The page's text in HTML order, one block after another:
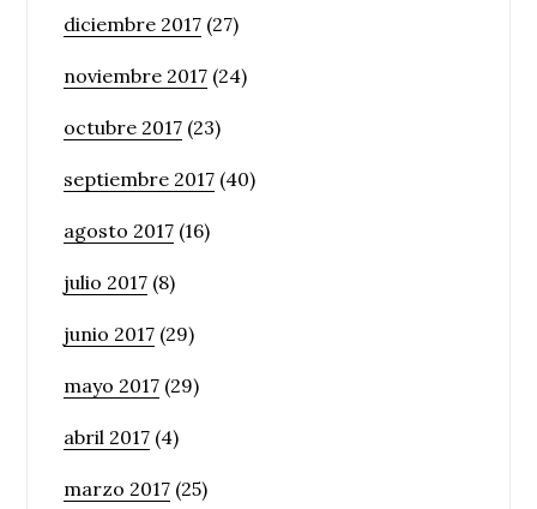
diciembre 2017 (27)
noviembre 2017 (24)
octubre 2017 (23)
septiembre 2017 (40)
agosto 2017 (16)
julio 2017 (8)
junio 2017 (29)
mayo 2017 (29)
abril 2017 (4)
marzo 2017 (25)